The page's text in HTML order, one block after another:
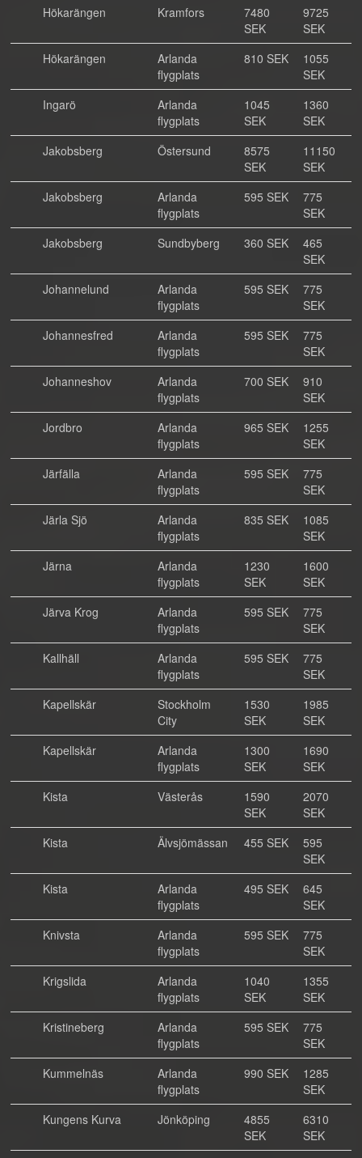
Hökarängen
Kramfors
7480
SEK
9725
SEK
Hökarängen
Arlanda
flygplats
810 SEK
1055
SEK
Ingarö
Arlanda
flygplats
1045
SEK
1360
SEK
Jakobsberg
Östersund
8575
SEK
11150
SEK
Jakobsberg
Arlanda
flygplats
595 SEK
775
SEK
Jakobsberg
Sundbyberg 360 SEK
465
SEK
Johannelund
Arlanda
flygplats
595 SEK
775
SEK
Johannesfred
Arlanda
flygplats
595 SEK
775
SEK
Johanneshov
Arlanda
flygplats
700 SEK
910
SEK
Jordbro
Arlanda
flygplats
965 SEK
1255
SEK
Järfälla
Arlanda
flygplats
595 SEK
775
SEK
Järla Sjö
Arlanda
flygplats
835 SEK
1085
SEK
Järna
Arlanda
flygplats
1230
SEK
1600
SEK
Järva Krog
Arlanda
flygplats
595 SEK
775
SEK
Kallhäll
Arlanda
flygplats
595 SEK
775
SEK
Kapellskär
Stockholm
City
1530
SEK
1985
SEK
Kapellskär
Arlanda
flygplats
1300
SEK
1690
SEK
Kista
Västerås
1590
SEK
2070
SEK
Kista
Älvsjömässan 455 SEK
595
SEK
Kista
Arlanda
flygplats
495 SEK
645
SEK
Knivsta
Arlanda
flygplats
595 SEK
775
SEK
Krigslida
Arlanda
flygplats
1040
SEK
1355
SEK
Kristineberg
Arlanda
flygplats
595 SEK
775
SEK
Kummelnäs
Arlanda
flygplats
990 SEK
1285
SEK
Kungens Kurva
Jönköping
4855
SEK
6310
SEK